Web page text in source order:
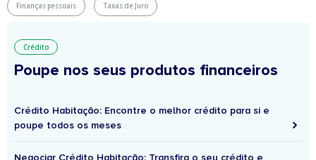
Finanças pessoais Taxas de Juro
Crédito
Poupe nos seus produtos financeiros
Crédito Habitação: Encontre o melhor crédito para si e
poupe todos os meses